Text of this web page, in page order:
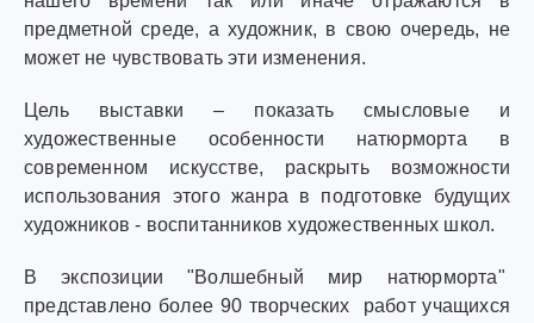
предметной среде, а художник, в свою очередь, не
может не чувствовать эти изменения.
Цель выставки – показать смысловые и
художественные особенности натюрморта в
современном искусстве, раскрыть возможности
использования этого жанра в подготовке будущих
художников - воспитанников художественных школ.
В экспозиции "Волшебный мир натюрморта"
представлено более 90 творческих работ учащихся